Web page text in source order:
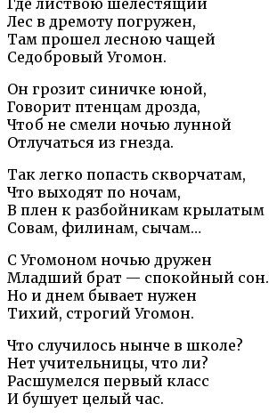
Лес в дремоту погружен,
Там прошел лесною чащей
Седобровый Угомон.
Он грозит синичке юной,
Говорит птенцам дрозда,
Чтоб не смели ночью лунной
Отлучаться из гнезда.
Так легко попасть скворчатам,
Что выходят по ночам,
В плен к разбойникам крылатым
Совам, филинам, сычам…
С Угомоном ночью дружен
Младший брат — спокойный сон.
Но и днем бывает нужен
Тихий, строгий Угомон.
Что случилось нынче в школе?
Нет учительницы, что ли?
Расшумелся первый класс
И бушует целый час.